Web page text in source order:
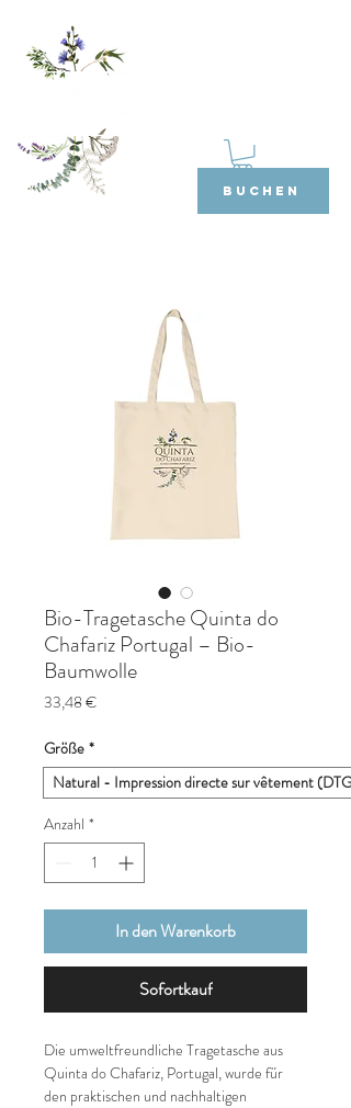
BUCHEN
Bio-Tragetasche Quinta do
Chafariz Portugal – Bio-
Baumwolle
33,48 €Preis
Größe *
Natural - Impression directe sur vêtement (DTG)
Anzahl *
In den Warenkorb
Sofortkauf
Die umweltfreundliche Tragetasche aus
Quinta do Chafariz, Portugal, wurde für
den praktischen und nachhaltigen